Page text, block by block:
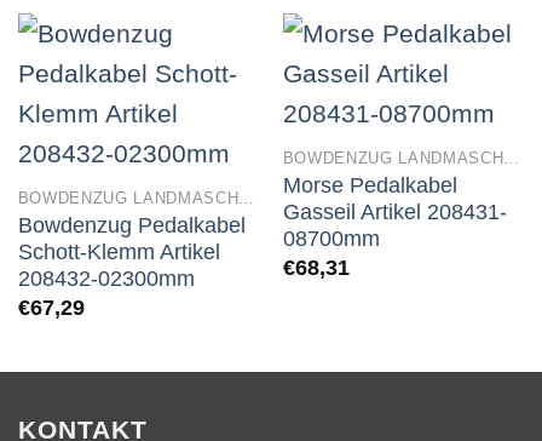
BOWDENZUG LANDMASCHINEN
Bowdenzug Pedalkabel
Schott-Klemm Artikel
208432-02300mm
€67,29
BOWDENZUG LANDMASCHINEN
Morse Pedalkabel
Gasseil Artikel 208431-
08700mm
€68,31
KONTAKT